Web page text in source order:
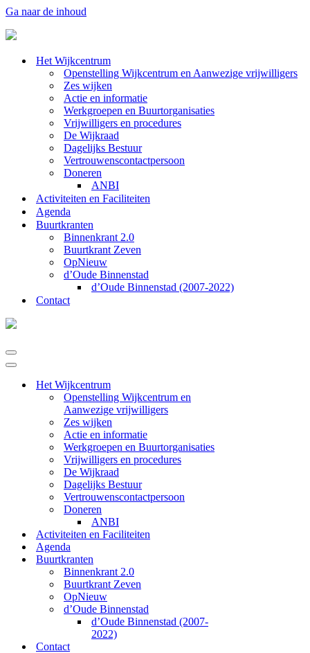
Ga naar de inhoud
Het Wijkcentrum
Openstelling Wijkcentrum en Aanwezige vrijwilligers
Zes wijken
Actie en informatie
Werkgroepen en Buurtorganisaties
Vrijwilligers en procedures
De Wijkraad
Dagelijks Bestuur
Vertrouwenscontactpersoon
Doneren
ANBI
Activiteiten en Faciliteiten
Agenda
Buurtkranten
Binnenkrant 2.0
Buurtkrant Zeven
OpNieuw
d’Oude Binnenstad
d’Oude Binnenstad (2007-2022)
Contact
Navigatie
Menu
Navigatie
Het Wijkcentrum
Openstelling Wijkcentrum en
Aanwezige vrijwilligers
Zes wijken
Actie en informatie
Werkgroepen en Buurtorganisaties
Vrijwilligers en procedures
De Wijkraad
Dagelijks Bestuur
Vertrouwenscontactpersoon
Doneren
ANBI
Activiteiten en Faciliteiten
Agenda
Buurtkranten
Binnenkrant 2.0
Buurtkrant Zeven
OpNieuw
d’Oude Binnenstad
d’Oude Binnenstad (2007-
2022)
Contact